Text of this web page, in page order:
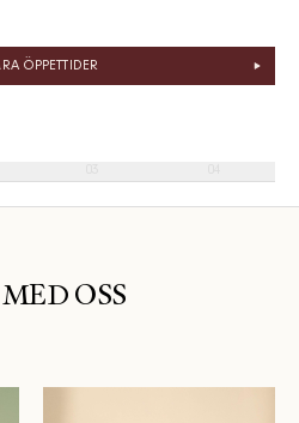
ÖPPETTIDER
MED OSS